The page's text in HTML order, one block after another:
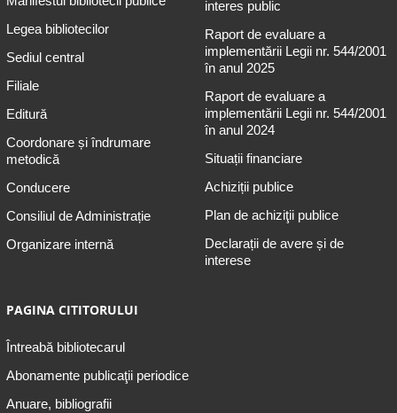
Legea bibliotecilor
Sediul central
Filiale
Editură
Coordonare și îndrumare
metodică
Conducere
Consiliul de Administrație
Organizare internă
interes public
Raport de evaluare a
implementării Legii nr. 544/2001
în anul 2025
Raport de evaluare a
implementării Legii nr. 544/2001
în anul 2024
Situații financiare
Achiziții publice
Plan de achiziţii publice
Declarații de avere și de
interese
PAGINA CITITORULUI
Întreabă bibliotecarul
Abonamente publicaţii periodice
Anuare, bibliografii